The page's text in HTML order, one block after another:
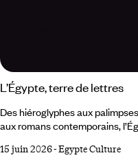
L’Égypte, terre de lettres
Des hiéroglyphes aux
aux romans contemporains,
et la plume des écrivains.
15 juin 2026-Egypte Culture